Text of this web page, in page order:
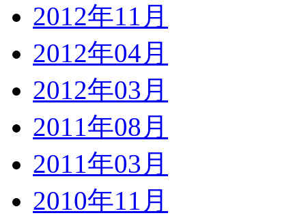
2012年11月
2012年04月
2012年03月
2011年08月
2011年03月
2010年11月